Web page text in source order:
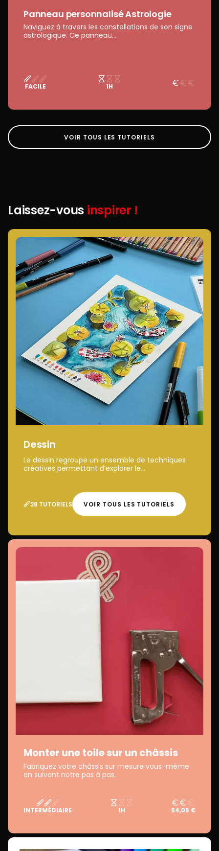
Panneau personnalisé Astrologie
Naviguez à travers les constellations de son signe
astrologique. Ce panneau...
FACILE 1H
VOIR TOUS LES TUTORIELS
Laissez-vous inspirer !
Dessin
Le dessin regroupe un ensemble de techniques
créatives permettant d’explorer le...
28 TUTORIELS VOIR TOUS LES TUTORIELS
Monter une toile sur un châssis
Fabriquez votre châssis sur mesure vous-même
en suivant notre pas à pas.
INTERMÉDIAIRE 1H 54,05 €